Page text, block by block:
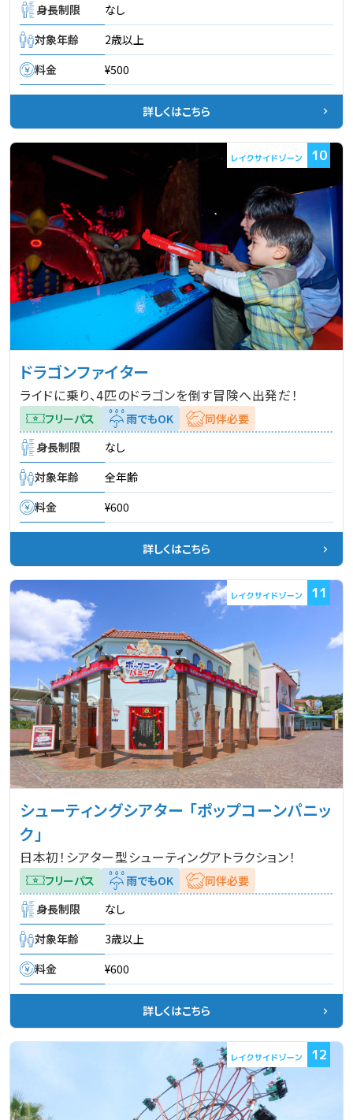
身長制限
なし
対象年齢
2歳以上
料金
¥500
詳しくはこちら
10
ドラゴンファイター
ライドに乗り、4匹のドラゴンを倒す冒険へ出発だ！
フリーパス 雨でもOK
同伴必要
身長制限
なし
対象年齢
全年齢
料金
¥600
詳しくはこちら
11
シューティングシアター 「ポップコーンパニッ
ク」
日本初！シアター型シューティングアトラクション！
フリーパス 雨でもOK
同伴必要
身長制限
なし
対象年齢
3歳以上
料金
¥600
詳しくはこちら
12